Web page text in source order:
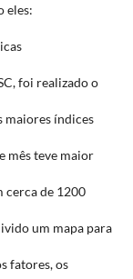
eles:
foi realizado o
maiores índices
mês teve maior
cerca de 1200
um mapa para
fatores, os